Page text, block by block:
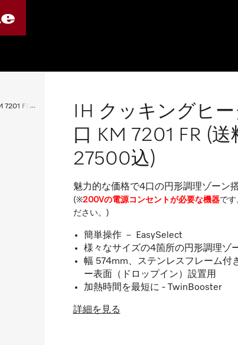
7201 FR (送料27500込)
IH クッキングヒ
口 KM 7201 FR (送
27500込)
魅力的な価格で4口の円形調理ゾーン搭
(※200Vの電源コンセントが必要な機器です
ださい。)
簡単操作 － EasySelect
様々なサイズの4箇所の円形調理ゾ
幅 574mm、ステンレスフレーム付
ー表面（ドロップイン）設置用
加熱時間を最短に - TwinBooster
詳細を見る